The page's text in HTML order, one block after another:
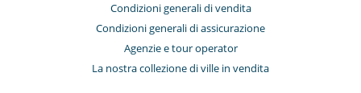
Condizioni generali di vendita
Condizioni generali di assicurazione
Agenzie e tour operator
La nostra collezione di ville in vendita